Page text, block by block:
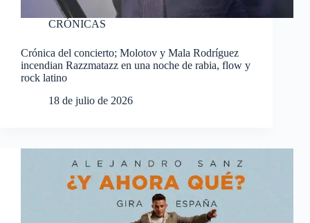
CRÓNICAS
Crónica del concierto; Molotov y Mala Rodríguez
incendian Razzmatazz en una noche de rabia, flow y
rock latino
18 de julio de 2026